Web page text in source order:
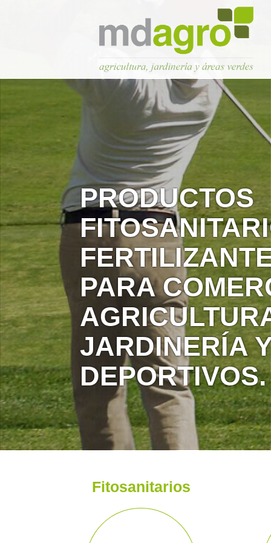
PRODUCTOS
PARA
JARDINERÍA
DEPORTIVOS.
Fitosanitarios